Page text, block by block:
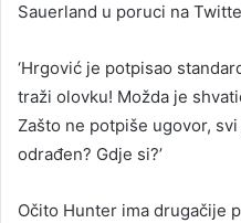
Sauerland u poruci na
‘Hrgović je potpisao
traži olovku! Možda je
Zašto ne potpiše ugovor, svi
odrađen? Gdje si?’
Očito Hunter ima drugačije